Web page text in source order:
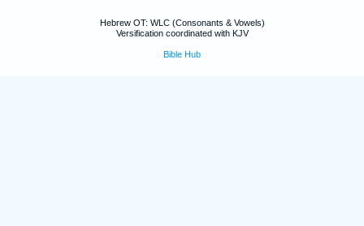
Hebrew OT: WLC (Consonants & Vowels)
Versification coordinated with KJV
Bible Hub